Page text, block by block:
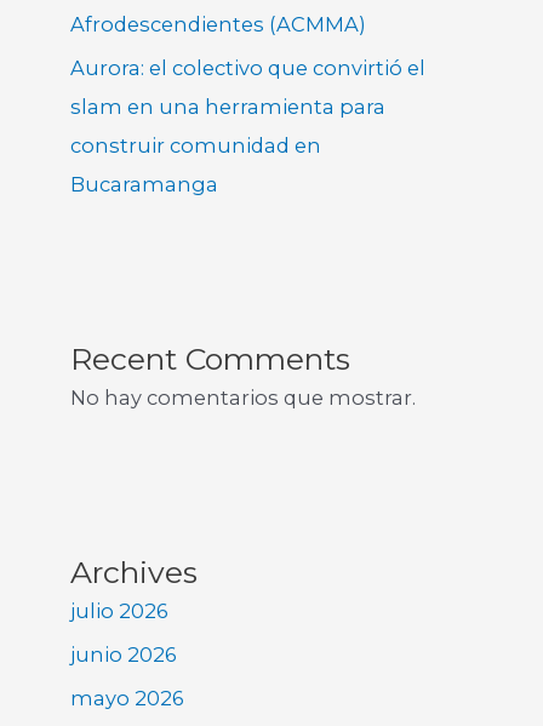
Afrodescendientes (ACMMA)
Aurora: el colectivo que convirtió el
slam en una herramienta para
construir comunidad en
Bucaramanga
Recent Comments
No hay comentarios que mostrar.
Archives
julio 2026
junio 2026
mayo 2026